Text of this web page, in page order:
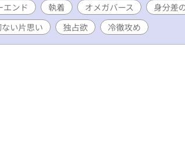
の部屋へと誘い――。 壊れるほどの抑
する騎士と、愛なき瞳でオメガを貪り
執着ロマンス。
エンド 執着 オメガバース 身分差
い片思い 独占欲 冷徹攻め